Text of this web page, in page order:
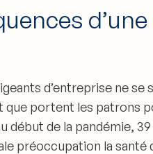
d’entreprise ne
que portent les patrons
début de la pandémie,
préoccupation la santé